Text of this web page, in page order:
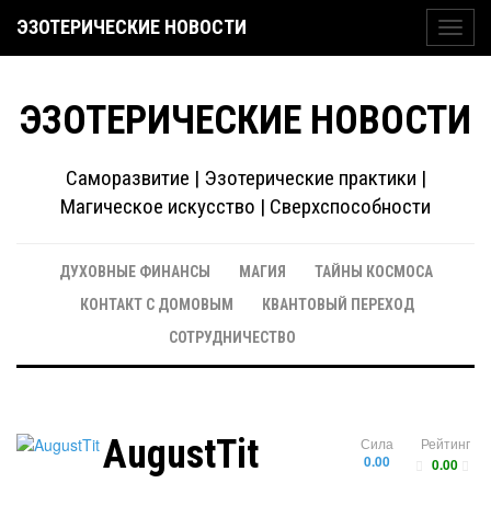
ЭЗОТЕРИЧЕСКИЕ НОВОСТИ
ЭЗОТЕРИЧЕСКИЕ НОВОСТИ
Саморазвитие | Эзотерические практики |
Магическое искусство | Сверхспособности
ДУХОВНЫЕ ФИНАНСЫ МАГИЯ
ТАЙНЫ КОСМОСА
КОНТАКТ С ДОМОВЫМ
КВАНТОВЫЙ ПЕРЕХОД
СОТРУДНИЧЕСТВО
Рейтинг
0.00
Сила
0.00
AugustTit